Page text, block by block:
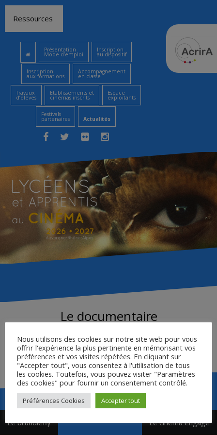
contenu
Ressources
Présentation
Mode d’emploi
Inscription
au dispositif
Inscription
aux formations
Accompagnement
en classe
Travaux
d’élèves
Etablissements et
cinémas inscrits
Espace
exploitants
Festivals
partenaires Actualités
Le documentaire
DOCUMENTAIRE ET RAPPORT AU RÉEL – G. Bayon
Navigation
Le brundlefly Le cinéma engagé
Nous utilisons des cookies sur notre site web pour vous
offrir l'expérience la plus pertinente en mémorisant vos
préférences et vos visites répétées. En cliquant sur
"Accepter tout", vous consentez à l'utilisation de tous
les cookies. Toutefois, vous pouvez visiter "Paramètres
des cookies" pour fournir un consentement contrôlé.
Préférences Cookies Accepter tout